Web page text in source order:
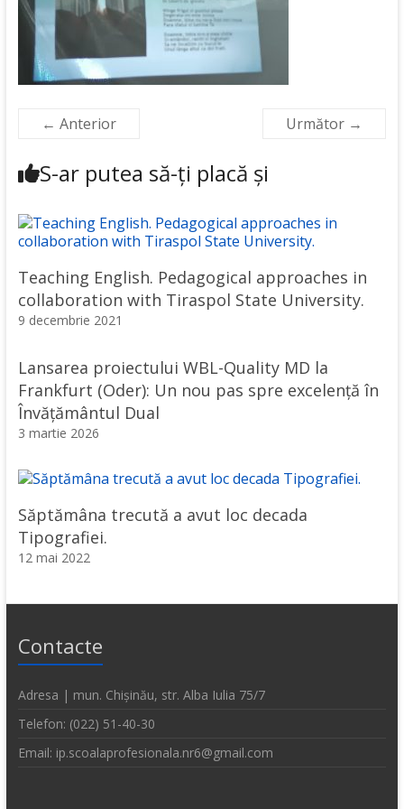
← Anterior Următor →
S-ar putea să-ți placă și
Teaching English. Pedagogical approaches in
collaboration with Tiraspol State University.
9 decembrie 2021
Lansarea proiectului WBL-Quality MD la
Frankfurt (Oder): Un nou pas spre excelență în
Învățământul Dual
3 martie 2026
Săptămâna trecută a avut loc decada
Tipografiei.
12 mai 2022
Contacte
Adresa | mun. Chișinău, str. Alba Iulia 75/7
Telefon: (022) 51-40-30
Email: ip.scoalaprofesionala.nr6@gmail.com